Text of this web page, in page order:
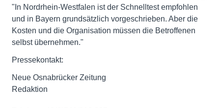
"In Nordrhein-Westfalen ist der Schnelltest empfohlen
und in Bayern grundsätzlich vorgeschrieben. Aber die
Kosten und die Organisation müssen die Betroffenen
selbst übernehmen."
Pressekontakt:
Neue Osnabrücker Zeitung
Redaktion